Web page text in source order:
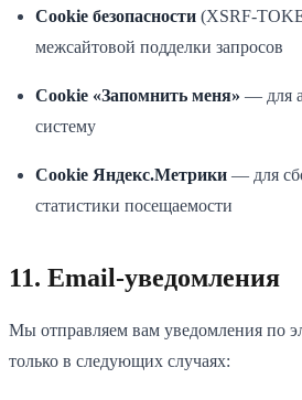
Cookie безопасности (XSRF-
межсайтовой подделки запросов
Cookie «Запомнить меня» — для
систему
Cookie Яндекс.Метрики — для
статистики посещаемости
11. Email-уведомления
Мы отправляем вам уведомления по
только в следующих случаях: